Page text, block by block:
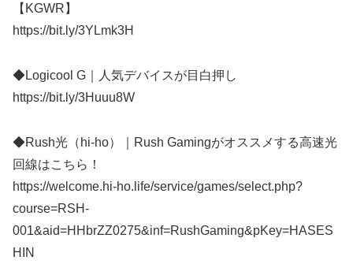
【KGWR】
https://bit.ly/3YLmk3H
◆Logicool G｜人気デバイスが目白押し
https://bit.ly/3Huuu8W
◆Rush光（hi-ho）｜Rush Gamingがオススメする高速光
回線はこちら！
https://welcome.hi-ho.life/service/games/select.php?
course=RSH-
001&aid=HHbrZZ0275&inf=RushGaming&pKey=HASES
HIN